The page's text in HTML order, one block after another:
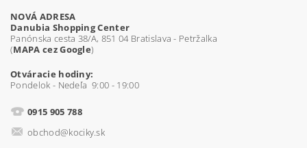
NOVÁ ADRESA
Danubia Shopping Center
Panónska cesta 38/A, 851 04 Bratislava - Petržalka
(MAPA cez Google)
Otváracie hodiny:
Pondelok - Nedeľa 9:00 - 19:00
0915 905 788
obchod@kociky.sk